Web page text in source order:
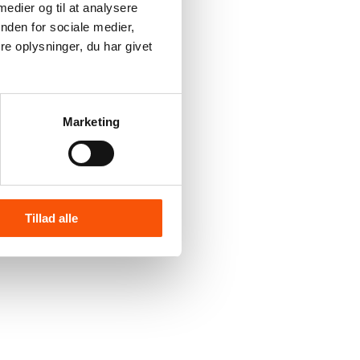
og til at analysere
for sociale medier,
oplysninger, du har givet
Marketing
Tillad alle